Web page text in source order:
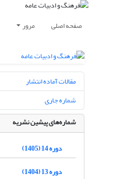
صفحه اصلی مرور
مقالات آماده انتشار
شماره جاری
شماره‌های پیشین نشریه
دوره 14 (1405)
دوره 13 (1404)